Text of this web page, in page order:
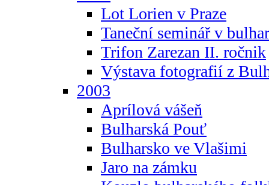
Lot Lorien v Praze
Taneční seminář v
Trifon Zarezan II. ročnik
Výstava fotografií z
2003
Aprílová vášeň
Bulharská Pouť
Bulharsko ve Vlašimi
Jaro na zámku